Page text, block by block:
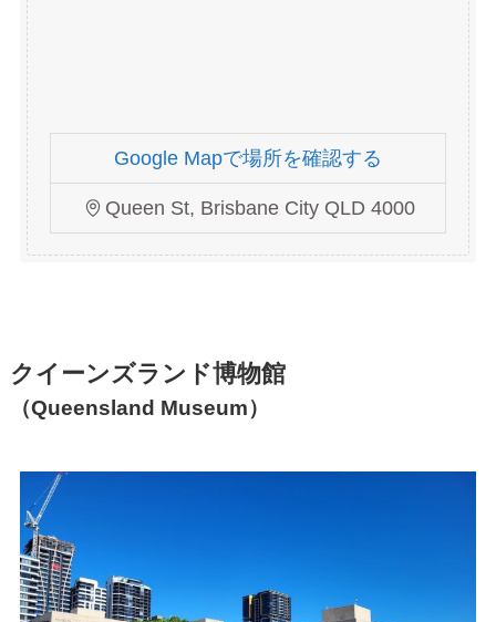
Google Mapで場所を確認する
Queen St, Brisbane City QLD 4000
クイーンズランド博物館
（Queensland Museum）